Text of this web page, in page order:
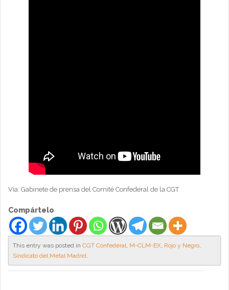
Vía: Gabinete de prensa del Comité Confederal de la CGT
Compártelo
This entry was posted in CGT Confederal, M-CLM-EX, Rojo y Negro,
Sindicato del Metal Madrid.